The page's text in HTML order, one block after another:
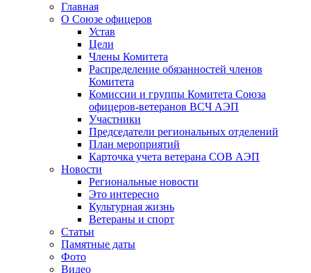
Главная
О Союзе офицеров
Устав
Цели
Члены Комитета
Распределение обязанностей членов
Комитета
Комиссии и группы Комитета Союза
офицеров-ветеранов ВСЧ АЭП
Участники
Председатели региональных отделений
План мероприятий
Карточка учета ветерана CОВ АЭП
Новости
Региональные новости
Это интересно
Культурная жизнь
Ветераны и спорт
Статьи
Памятные даты
Фото
Видео